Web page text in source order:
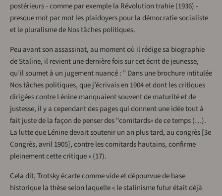
postérieurs - comme par exemple la Révolution trahie (1936) -
presque mot par mot les plaidoyers pour la démocratie socialiste
et le pluralisme de Nos tâches politiques.
Peu avant son assassinat, au moment où il rédige sa biographie
de Staline, il revient une dernière fois sur cet écrit de jeunesse,
qu’il soumet à un jugement nuancé : " Dans une brochure intitulée
Nos tâches politiques, que j’écrivais en 1904 et dont les critiques
dirigées contre Lénine manquaient souvent de maturité et de
justesse, il y a cependant des pages qui donnent une idée tout à
fait juste de la façon de penser des "comitards« de ce temps (…).
La lutte que Lénine devait soutenir un an plus tard, au congrès [3e
Congrès, avril 1905], contre les comitards hautains, confirme
pleinement cette critique » (17).
Cela dit, Trotsky écarte comme vide et dépourvue de base
historique la thèse selon laquelle « le stalinisme futur était déjà